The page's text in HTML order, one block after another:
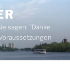
sagen: "Danke